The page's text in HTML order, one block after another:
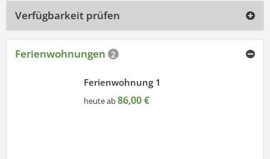
Verfügbarkeit prüfen
Ferienwohnungen 2
Ferienwohnung 1
heute ab86,00 €